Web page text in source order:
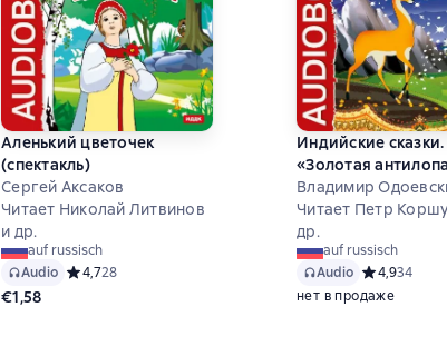
Аленький цветочек
(спектакль)
Сергей Аксаков
Читает Николай Литвинов
и др.
auf russisch
Audio Средний рейтинг 4,7 на основе 28 оценок
4,728
€1,58
Индийские сказки.
«Золотая
четырех глухих»
Владимир
Читает Петр
др.
auf russisch
Audio Средний
4,934
нет в продаже